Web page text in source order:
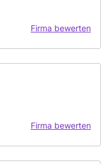
Firma bewerten
Firma bewerten